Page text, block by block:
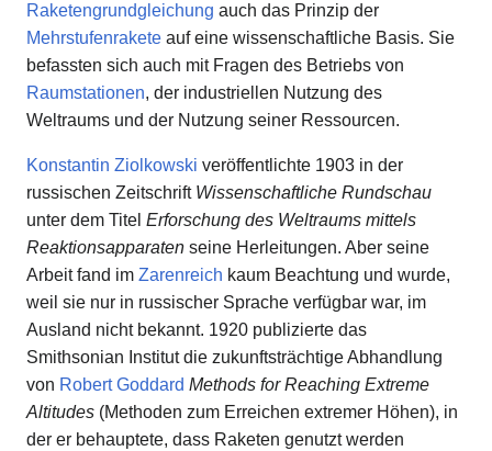
Raketengrundgleichung auch das Prinzip der
Mehrstufenrakete auf eine wissenschaftliche Basis. Sie
befassten sich auch mit Fragen des Betriebs von
Raumstationen, der industriellen Nutzung des
Weltraums und der Nutzung seiner Ressourcen.
Konstantin Ziolkowski veröffentlichte 1903 in der
russischen Zeitschrift Wissenschaftliche Rundschau
unter dem Titel Erforschung des Weltraums mittels
Reaktionsapparaten seine Herleitungen. Aber seine
Arbeit fand im Zarenreich kaum Beachtung und wurde,
weil sie nur in russischer Sprache verfügbar war, im
Ausland nicht bekannt. 1920 publizierte das
Smithsonian Institut die zukunftsträchtige Abhandlung
von Robert Goddard Methods for Reaching Extreme
Altitudes (Methoden zum Erreichen extremer Höhen), in
der er behauptete, dass Raketen genutzt werden